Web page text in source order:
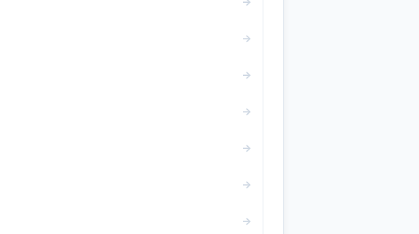
→
→
→
→
→
→